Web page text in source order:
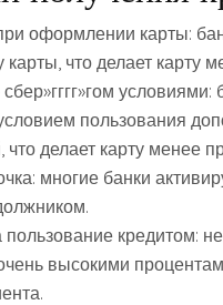
оформлении карты:
что делает карту
пользования
что делает карту менее
многие банки
кредитом:
высокими